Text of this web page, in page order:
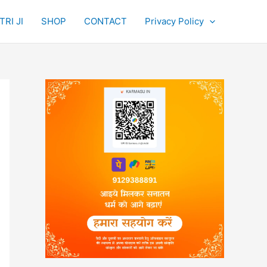
JI SHOP CONTACT Privacy Policy